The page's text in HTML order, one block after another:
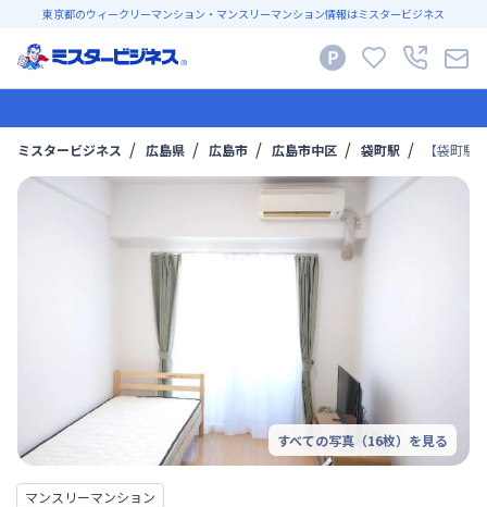
東京都のウィークリーマンション・マンスリーマンション情報はミスタービジネス
ミスタービジネス 広島県 広島市 広島市中区 袋町駅 【袋町
すべての写真（16枚）を見る
マンスリーマンション